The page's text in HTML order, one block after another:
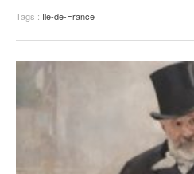
Tags : Ile-de-France